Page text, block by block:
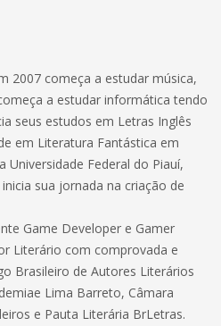
2007 começa a estudar música,
a estudar informática tendo
seus estudos em Letras Inglês
em Literatura Fantástica em
Universidade Federal do Piauí,
sua jornada na criação de
Game Developer e Gamer
Literário com comprovada e
Brasileiro de Autores Literários
Lima Barreto, Câmara
e Pauta Literária BrLetras.